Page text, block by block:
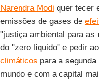
Narendra Modi quer tecer
emissões de gases de
"justiça ambiental para as
do "zero líquido" e pedir ao
climáticos para a
mundo e com a capital